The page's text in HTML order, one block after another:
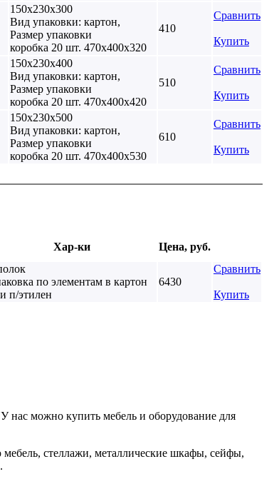
150х230х300
Вид упаковки: картон,
Размер упаковки
коробка 20 шт. 470х400х320
410
Сравнить
Купить
150х230х400
Вид упаковки: картон,
Размер упаковки
коробка 20 шт. 470х400х420
510
Сравнить
Купить
150х230х500
Вид упаковки: картон,
Размер упаковки
коробка 20 шт. 470х400х530
610
Сравнить
Купить
Хар-ки Цена, руб.
по элементам в картон
п/этилен
6430
Сравнить
Купить
нас можно купить мебель и оборудование для
стеллажи, металлические шкафы, сейфы,